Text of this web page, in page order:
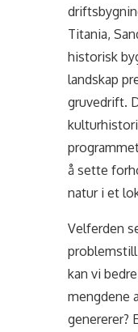
Titania,
historisk
landskap
gruvedrift.
å sette
natur i et
Velferden
kan vi
mengdene
genererer?